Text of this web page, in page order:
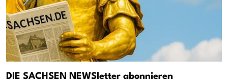
DIE SACHSEN NEWSletter abonnieren